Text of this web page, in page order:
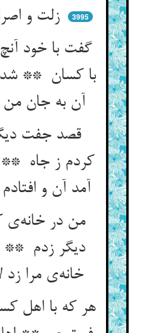
زلت و اصرار کرد
3995
گفت با خود
با کسان **
قصد جفت
کردم ز جاه **
من در
دیگر زدم **
هر که با اهل